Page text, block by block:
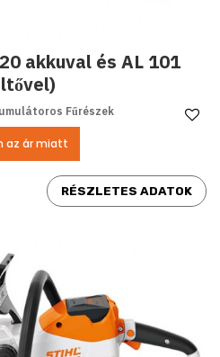
akkuval és AL 101
Fűrészek
az ár miatt
RÉSZLETES ADATOK